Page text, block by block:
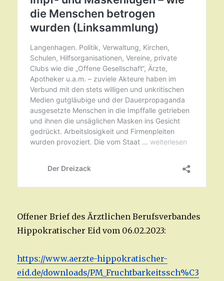
Offener Brief des Ärztlichen Berufsverbandes
Hippokratischer Eid vom 06.02.2023:
https://www.aerzte-hippokratischer-
eid.de/downloads/PM_Fruchtbarkeitssch%C3